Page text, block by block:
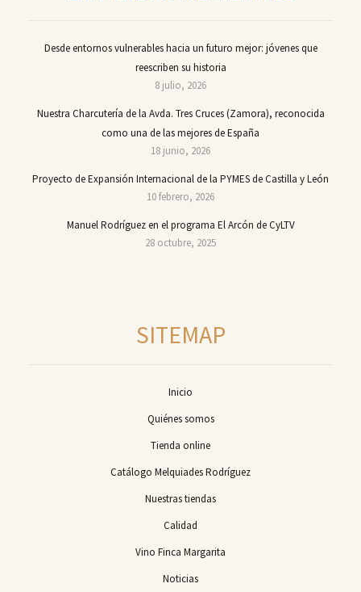
Desde entornos vulnerables hacia un futuro mejor: jóvenes que
reescriben su historia
8 julio, 2026
Nuestra Charcutería de la Avda. Tres Cruces (Zamora), reconocida
como una de las mejores de España
18 junio, 2026
Proyecto de Expansión Internacional de la PYMES de Castilla y León
10 febrero, 2026
Manuel Rodríguez en el programa El Arcón de CyLTV
28 octubre, 2025
SITEMAP
Inicio
Quiénes somos
Tienda online
Catálogo Melquiades Rodríguez
Nuestras tiendas
Calidad
Vino Finca Margarita
Noticias